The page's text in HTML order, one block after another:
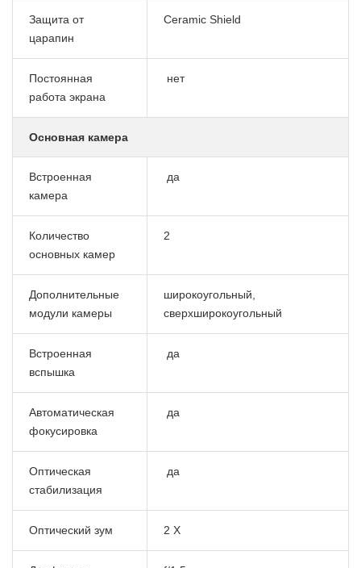
Защита от
царапин
Ceramic Shield
Постоянная
работа экрана
нет
Основная камера
Встроенная
камера
да
Количество
основных камер
2
Дополнительные
модули камеры
широкоугольный,
сверхширокоугольный
Встроенная
вспышка
да
Автоматическая
фокусировка
да
Оптическая
стабилизация
да
Оптический зум 2 Х